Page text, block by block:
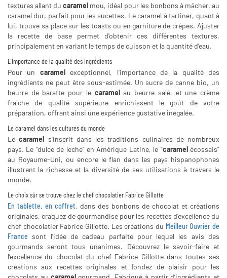
textures allant ducaramel mou, idéal pour les bonbons à mâcher, au
caramel dur, parfait pour les sucettes. Le caramel à tartiner, quant à
lui, trouve sa place sur les toasts ou en garniture de crêpes. Ajuster
la recette de base permet d'obtenir ces différentes textures,
principalement en variant le temps de cuisson et la quantité d'eau.
L'importance de la qualité des ingrédients
Pour un caramelexceptionnel, l'importance de la qualité des
ingrédients ne peut être sous-estimée. Un sucre de canne bio, un
beurre de baratte pour le caramelau beurre salé, et une crème
fraîche de qualité supérieure enrichissent le goût de votre
préparation, offrant ainsi une expérience gustative inégalée.
Le caramel dans les cultures du monde
Lecaramel s'inscrit dans les traditions culinaires de nombreux
pays. Le "dulce de leche" en Amérique Latine, le "caramelécossais"
au Royaume-Uni, ou encore le flan dans les pays hispanophones
illustrent la richesse et la diversité de ses utilisations à travers le
monde.
Le choix sûr se trouve chez le chef chocolatier Fabrice Gillotte
En tablette, en coffret, dans des bonbons de chocolat et créations
originales, craquez de gourmandise pour les recettes d’excellence du
chef chocolatier Fabrice Gillotte. Les créations du Meilleur Ouvrier de
France sont l’idée de cadeau parfaite pour lequel les avis des
gourmands seront tous unanimes. Découvrez le savoir-faire et
l’excellence du chocolat du chef Fabrice Gillotte dans toutes ses
créations aux recettes originales et fondez de plaisir pour les